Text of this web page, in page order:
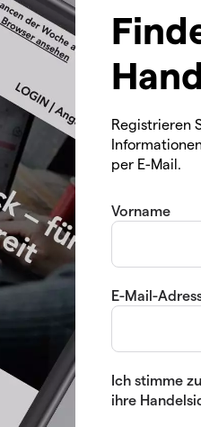
Registrieren
per E-Mail.
Vorname
E-Mail-
Ich stimme
ihre